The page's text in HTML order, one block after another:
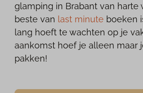
glamping in Brabant van harte
beste van last minute boeken
lang hoeft te wachten op je
aankomst hoef je alleen maar
pakken!